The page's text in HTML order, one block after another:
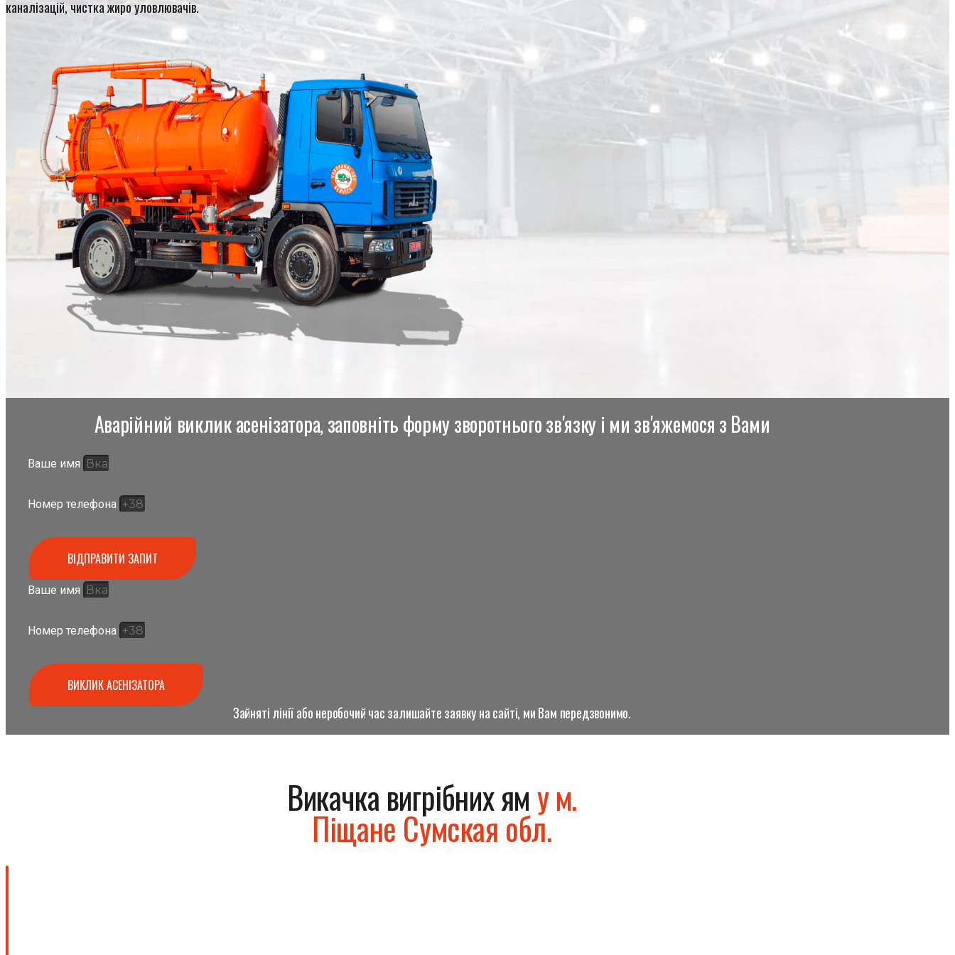
каналізацій, чистка жиро уловлювачів.
Аварійний виклик асенізатора, заповніть форму зворотнього зв'язку і ми зв'яжемося з Вами
Ваше имя
Номер телефона
ВІДПРАВИТИ ЗАПИТ
Ваше имя
Номер телефона
ВИКЛИК АСЕНІЗАТОРА
Зайняті лінії або неробочий час залишайте заявку на сайті, ми Вам передзвонимо.
Викачка вигрібних яму м.
Піщане Сумская обл.